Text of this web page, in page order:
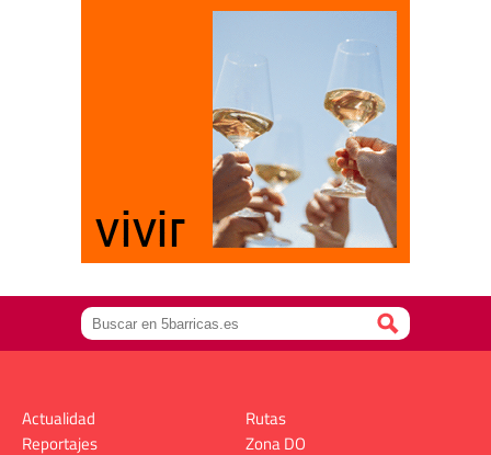
Actualidad
Reportajes
Rutas
Zona DO